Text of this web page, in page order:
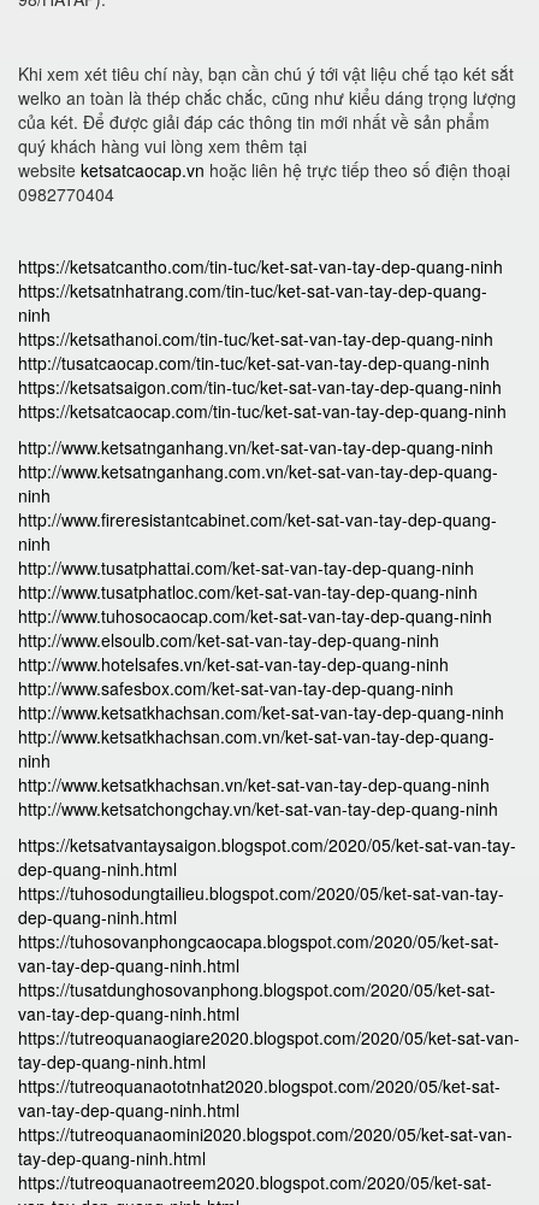
Khi xem xét tiêu chí này, bạn cần chú ý tới vật liệu chế tạo két sắt
welko an toàn là thép chắc chắc, cũng như kiểu dáng trọng lượng
của két. Để được giải đáp các thông tin mới nhất về sản phẩm
quý khách hàng vui lòng xem thêm tại
website ketsatcaocap.vn hoặc liên hệ trực tiếp theo số điện thoại
0982770404
https://ketsatcantho.com/tin-tuc/ket-sat-van-tay-dep-quang-ninh
https://ketsatnhatrang.com/tin-tuc/ket-sat-van-tay-dep-quang-
ninh
https://ketsathanoi.com/tin-tuc/ket-sat-van-tay-dep-quang-ninh
http://tusatcaocap.com/tin-tuc/ket-sat-van-tay-dep-quang-ninh
https://ketsatsaigon.com/tin-tuc/ket-sat-van-tay-dep-quang-ninh
https://ketsatcaocap.com/tin-tuc/ket-sat-van-tay-dep-quang-ninh
http://www.ketsatnganhang.vn/ket-sat-van-tay-dep-quang-ninh
http://www.ketsatnganhang.com.vn/ket-sat-van-tay-dep-quang-
ninh
http://www.fireresistantcabinet.com/ket-sat-van-tay-dep-quang-
ninh
http://www.tusatphattai.com/ket-sat-van-tay-dep-quang-ninh
http://www.tusatphatloc.com/ket-sat-van-tay-dep-quang-ninh
http://www.tuhosocaocap.com/ket-sat-van-tay-dep-quang-ninh
http://www.elsoulb.com/ket-sat-van-tay-dep-quang-ninh
http://www.hotelsafes.vn/ket-sat-van-tay-dep-quang-ninh
http://www.safesbox.com/ket-sat-van-tay-dep-quang-ninh
http://www.ketsatkhachsan.com/ket-sat-van-tay-dep-quang-ninh
http://www.ketsatkhachsan.com.vn/ket-sat-van-tay-dep-quang-
ninh
http://www.ketsatkhachsan.vn/ket-sat-van-tay-dep-quang-ninh
http://www.ketsatchongchay.vn/ket-sat-van-tay-dep-quang-ninh
https://ketsatvantaysaigon.blogspot.com/2020/05/ket-sat-van-tay-
dep-quang-ninh.html
https://tuhosodungtailieu.blogspot.com/2020/05/ket-sat-van-tay-
dep-quang-ninh.html
https://tuhosovanphongcaocapa.blogspot.com/2020/05/ket-sat-
van-tay-dep-quang-ninh.html
https://tusatdunghosovanphong.blogspot.com/2020/05/ket-sat-
van-tay-dep-quang-ninh.html
https://tutreoquanaogiare2020.blogspot.com/2020/05/ket-sat-van-
tay-dep-quang-ninh.html
https://tutreoquanaototnhat2020.blogspot.com/2020/05/ket-sat-
van-tay-dep-quang-ninh.html
https://tutreoquanaomini2020.blogspot.com/2020/05/ket-sat-van-
tay-dep-quang-ninh.html
https://tutreoquanaotreem2020.blogspot.com/2020/05/ket-sat-